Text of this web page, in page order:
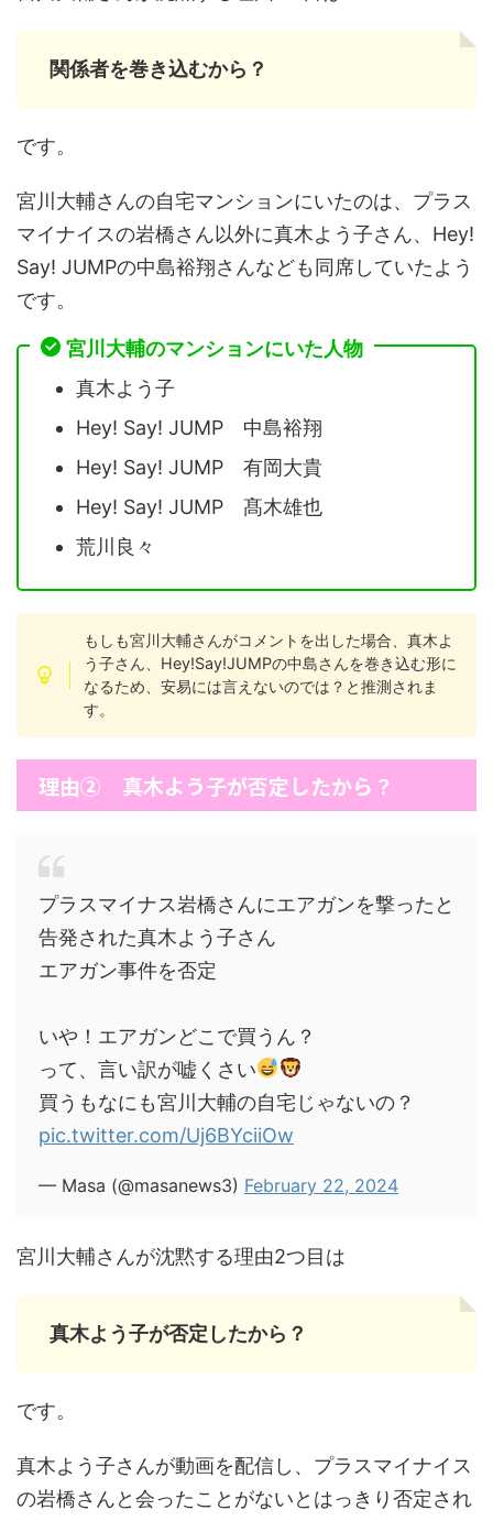
関係者を巻き込むから？
です。
宮川大輔さんの自宅マンションにいたのは、プラス
マイナイスの岩橋さん以外に真木よう子さん、Hey!
Say! JUMPの中島裕翔さんなども同席していたよう
です。
宮川大輔のマンションにいた人物
真木よう子
Hey! Say! JUMP 中島裕翔
Hey! Say! JUMP 有岡大貴
Hey! Say! JUMP 髙木雄也
荒川良々
もしも宮川大輔さんがコメントを出した場合、真木よ
う子さん、Hey!Say!JUMPの中島さんを巻き込む形に
なるため、安易には言えないのでは？と推測されま
す。
理由② 真木よう子が否定したから？
プラスマイナス岩橋さんにエアガンを撃ったと
告発された真木よう子さん
エアガン事件を否定
いや！エアガンどこで買うん？
って、言い訳が嘘くさい
買うもなにも宮川大輔の自宅じゃないの？
pic.twitter.com/Uj6BYciiOw
— Masa (@masanews3) February 22, 2024
宮川大輔さんが沈黙する理由2つ目は
真木よう子が否定したから？
です。
真木よう子さんが動画を配信し、プラスマイナイス
の岩橋さんと会ったことがないとはっきり否定され